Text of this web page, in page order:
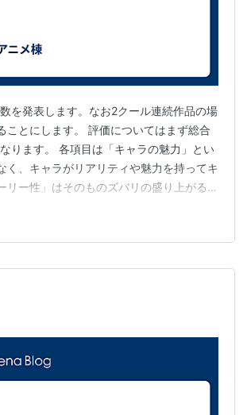
を発表します。なお2クール連続作品の場
とにします。 評価についてはまず総合
ります。 各項目は「キャラの魅力」とい
、キャラがリアリティや魅力を持ってキ
ー性」はそのものズバリの盛り上がる興
がひどかったり、そもそも作品が完結し
いない…